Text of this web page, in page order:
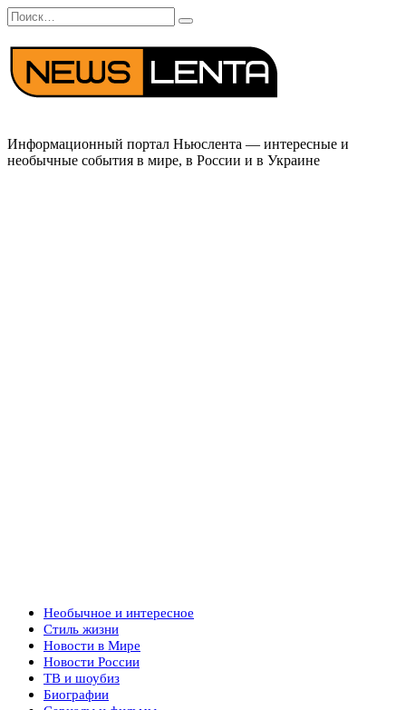
Перейти
к
содержанию
Search
for:
Информационный портал Ньюслента — интересные и
необычные события в мире, в России и в Украине
Необычное и интересное
Стиль жизни
Новости в Мире
Новости России
ТВ и шоубиз
Биографии